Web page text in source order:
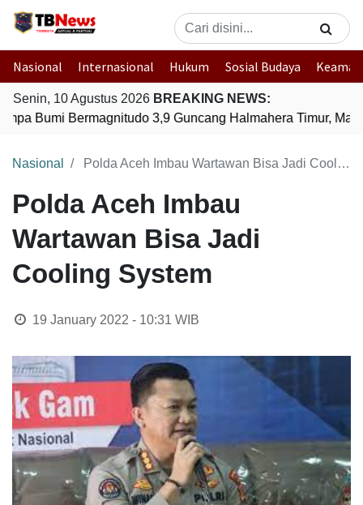
Nasional Internasional Hukum Sosial Budaya
Senin, 10 Agustus 2026 BREAKING NEWS:
Bumi Bermagnitudo 3,9 Guncang Halmahera Timur,
Nasional Polda Aceh Imbau Wartawan Bisa Jadi Cooling System
Polda Aceh Imbau
Wartawan Bisa Jadi
Cooling System
19 January 2022 - 10:31 WIB